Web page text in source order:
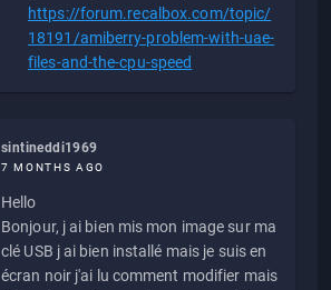
https://forum.recalbox.com/topic/
18191/amiberry-problem-with-uae-
files-and-the-cpu-speed
sintineddi1969
7 MONTHS AGO
Hello
Bonjour, j ai bien mis mon image sur ma
clé USB j ai bien installé mais je suis en
écran noir j'ai lu comment modifier mais